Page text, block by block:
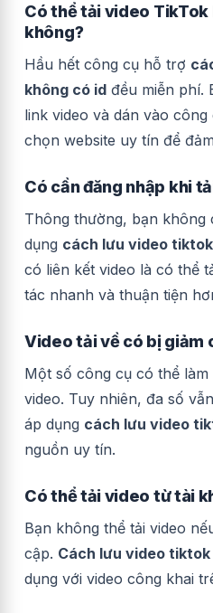
Có thể tải video TikTok
không?
Hầu hết công cụ hỗ trợ
không có id đều miễn phí.
link video và dán vào
chọn website uy tín để
Có cần đăng nhập khi
Thông thường, bạn không
dụng cách lưu video
có liên kết video là có thể
tác nhanh và thuận tiện
Video tải về có bị giảm
Một số công cụ có thể
video. Tuy nhiên, đa số
áp dụng cách lưu video
nguồn uy tín.
Có thể tải video từ tài
Bạn không thể tải video
cập. Cách lưu video
dụng với video công khai